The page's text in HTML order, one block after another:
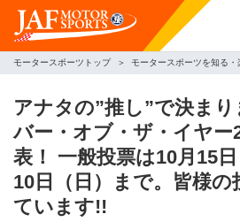
モータースポーツトップ モータースポーツを知る・
アナタの”推し”で決ま
バー・オブ・ザ・イヤー
表！ 一般投票は10月15
10日（日）まで。皆様の
ています!!